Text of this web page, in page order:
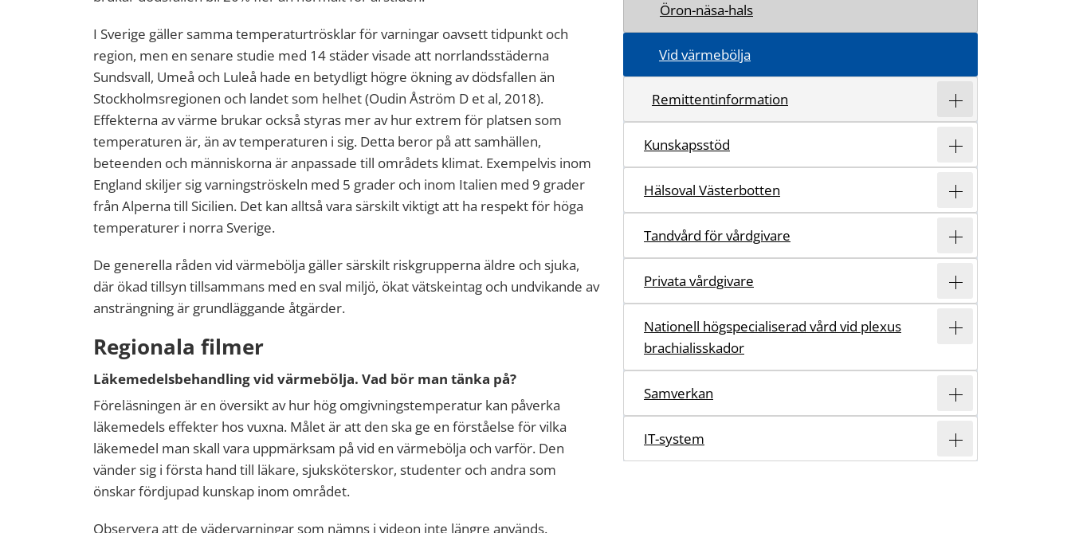
I Sverige gäller samma temperaturtrösklar för varningar oavsett tidpunkt och
region, men en senare studie med 14 städer visade att norrlandsstäderna
Sundsvall, Umeå och Luleå hade en betydligt högre ökning av dödsfallen än
Stockholmsregionen och landet som helhet (Oudin Åström D et al, 2018).
Effekterna av värme brukar också styras mer av hur extrem för platsen som
temperaturen är, än av temperaturen i sig. Detta beror på att samhällen,
beteenden och människorna är anpassade till områdets klimat. Exempelvis inom
England skiljer sig varningströskeln med 5 grader och inom Italien med 9 grader
från Alperna till Sicilien. Det kan alltså vara särskilt viktigt att ha respekt för höga
temperaturer i norra Sverige.
De generella råden vid värmebölja gäller särskilt riskgrupperna äldre och sjuka,
där ökad tillsyn tillsammans med en sval miljö, ökat vätskeintag och undvikande av
ansträngning är grundläggande åtgärder.
Regionala filmer
Läkemedelsbehandling vid värmebölja. Vad bör man tänka på?
Föreläsningen är en översikt av hur hög omgivningstemperatur kan påverka
läkemedels effekter hos vuxna. Målet är att den ska ge en förståelse för vilka
läkemedel man skall vara uppmärksam på vid en värmebölja och varför. Den
vänder sig i första hand till läkare, sjuksköterskor, studenter och andra som
önskar fördjupad kunskap inom området.
Observera att de vädervarningar som nämns i videon inte längre används.
Öron-näsa-hals
Vid värmebölja
Remittentinformation
Kunskapsstöd
Hälsoval Västerbotten
Tandvård för vårdgivare
Privata vårdgivare
Nationell högspecialiserad vård vid plexus
brachialisskador
Samverkan
IT-system